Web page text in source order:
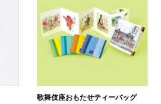
歌舞伎座おもたせティーバッグ